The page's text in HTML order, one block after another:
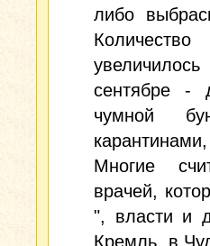
либо
сентябре -
чумной
Многие
врачей,
", власти и
Кремль, в